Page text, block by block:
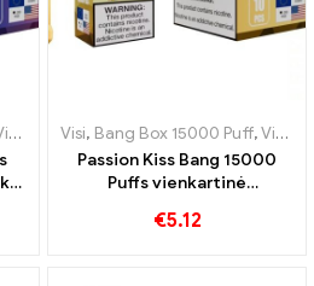
Švedija
Visi, Bang Box 15000 Puff,Vienkartinės elektroninės cigaretės Švedija
Passion Kiss Bang 15000
Puffs vienkartinė
skanėstas vaisinių ir saldžių
€5.12